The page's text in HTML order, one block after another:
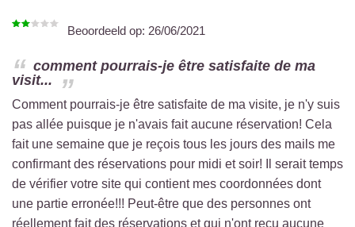
Beoordeeld op: 26/06/2021
comment pourrais-je être satisfaite de ma
visit...
Comment pourrais-je être satisfaite de ma visite, je n'y suis
pas allée puisque je n'avais fait aucune réservation! Cela
fait une semaine que je reçois tous les jours des mails me
confirmant des réservations pour midi et soir! Il serait temps
de vérifier votre site qui contient mes coordonnées dont
une partie erronée!!! Peut-être que des personnes ont
réellement fait des réservations et qui n'ont reçu aucune